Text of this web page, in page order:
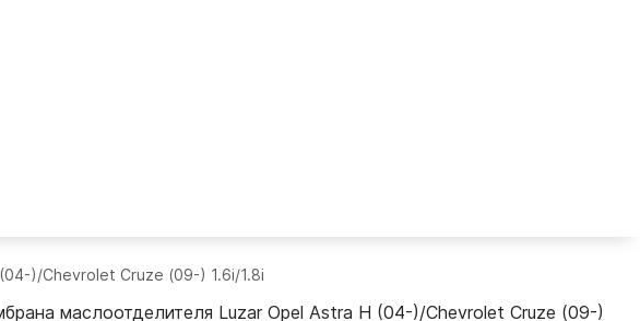
)/Chevrolet Cruze (09-) 1.6i/1.8i